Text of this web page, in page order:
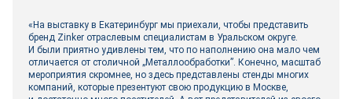
«На выставку в Екатеринбург мы приехали, чтобы представить
бренд Zinker отраслевым специалистам в Уральском округе.
И были приятно удивлены тем, что по наполнению она мало чем
отличается от столичной „Металлообработки”. Конечно, масштаб
мероприятия скромнее, но здесь представлены стенды многих
компаний, которые презентуют свою продукцию в Москве,